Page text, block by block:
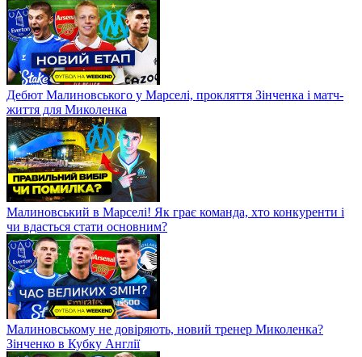
Дебют Малиновського у Марселі, прокляття Зінченка і матч-
життя для Миколенка
Малиновський в Марселі! Як грає команда, хто конкуренти і
чи вдасться стати основним?
Малиновському не довіряють, новий тренер Миколенка?
Зінченко в Кубку Англії